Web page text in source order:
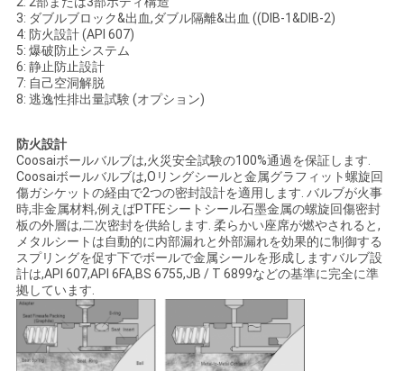
3: ダブルブロック&出血,ダブル隔離&出血 ((DIB-1&DIB-2)
4: 防火設計 (API 607)
5: 爆破防止システム
6: 静止防止設計
7: 自己空洞解脱
8: 逃逸性排出量試験 (オプション)
防火設計
Coosaiボールバルブは,火災安全試験の100%通過を保証します.
Coosaiボールバルブは,Oリングシールと金属グラフィット螺旋回
傷ガシケットの経由で2つの密封設計を適用します. バルブが火事
時,非金属材料,例えばPTFEシートシール石墨金属の螺旋回傷密封
板の外層は,二次密封を供給します. 柔らかい座席が燃やされると,
メタルシートは自動的に内部漏れと外部漏れを効果的に制御する
スプリングを促す下でボールで金属シールを形成しますバルブ設
計は,API 607,API 6FA,BS 6755,JB / T 6899などの基準に完全に準
拠しています.